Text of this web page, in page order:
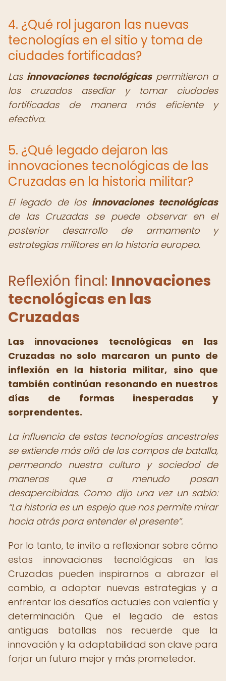
4. ¿Qué rol jugaron las nuevas
tecnologías en el sitio y toma de
ciudades fortificadas?
Las innovaciones tecnológicaspermitieron a
los cruzados asediar y tomar ciudades
fortificadas de manera más eficiente y
efectiva.
5. ¿Qué legado dejaron las
innovaciones tecnológicas de las
Cruzadas en la historia militar?
El legado de las innovaciones tecnológicas
de las Cruzadas se puede observar en el
posterior desarrollo de armamento y
estrategias militares en la historia europea.
Reflexión final: Innovaciones
tecnológicas en las
Cruzadas
Las innovaciones tecnológicas en las
Cruzadas no solo marcaron un punto de
inflexión en la historia militar, sino que
también continúan resonando en nuestros
días de formas inesperadas y
sorprendentes.
La influencia de estas tecnologías ancestrales
se extiende más allá de los campos de batalla,
permeando nuestra cultura y sociedad de
maneras que a menudo pasan
desapercibidas. Como dijo una vez un sabio:
La historia es un espejo que nos permite mirar
hacia atrás para entender el presente .
Por lo tanto, te invito a reflexionar sobre cómo
estas innovaciones tecnológicas en las
Cruzadas pueden inspirarnos a abrazar el
cambio, a adoptar nuevas estrategias y a
enfrentar los desafíos actuales con valentía y
determinación. Que el legado de estas
antiguas batallas nos recuerde que la
innovación y la adaptabilidad son clave para
forjar un futuro mejor y más prometedor.